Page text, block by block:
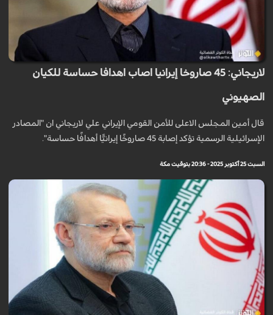
لاريجاني: 45 صاروخا إيرانيا اصاب اهدافا حساسة للكيان
الصهيوني
قال أمين المجلس الاعلى للأمن القومي الإيراني علي لاريجاني ان "المصادر
الإسرائيلية الرسمية تؤكد إصابة 45 صاروخًا إيرانيًّا أهدافًا حساسة".
السبت 25 أكتوبر 2025 - 20:36 بتوقيت مكة